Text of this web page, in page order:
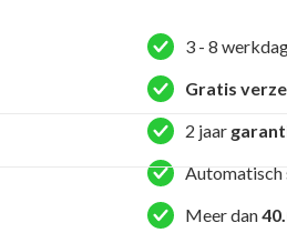
Ryu
del
-
Blauw
3 - 8
Gratis
2 jaar
Automatisch
Meer dan